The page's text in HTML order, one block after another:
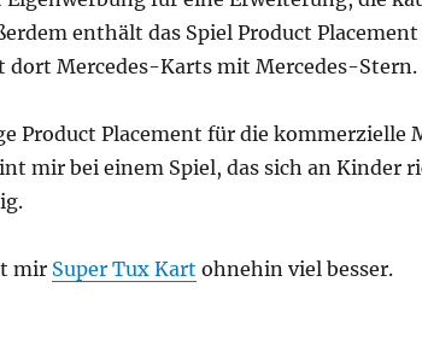
enthält das Spiel Product
dort Mercedes-Karts mit Mercedes-Stern.
Product Placement für die kommerzielle
mir bei einem Spiel, das sich an Kinder
mir Super Tux Kart ohnehin viel besser.